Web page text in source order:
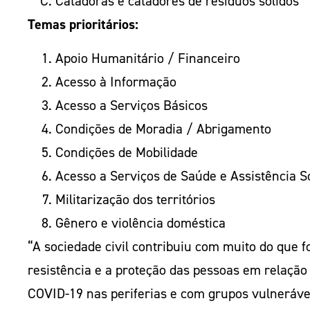
Temas prioritários:
Apoio Humanitário / Financeiro
Acesso à Informação
Acesso a Serviços Básicos
Condições de Moradia / Abrigamento
Condições de Mobilidade
Acesso a Serviços de Saúde e Assistência
Militarização dos territórios
Gênero e violência doméstica
“A sociedade civil contribuiu com muito do que
resistência e a proteção das pessoas em
COVID-19 nas periferias e com grupos